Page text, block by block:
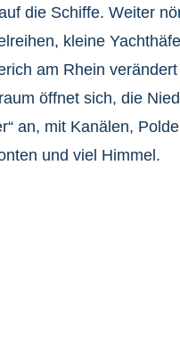
die Schiffe. Weiter
kleine
am Rhein
öffnet sich, die
an, mit Kanälen,
und viel Himmel.